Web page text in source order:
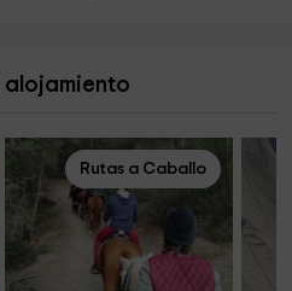
Rutas a Caballo